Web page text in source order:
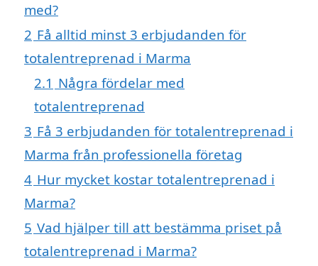
med?
2 Få alltid minst 3 erbjudanden för
totalentreprenad i Marma
2.1 Några fördelar med
totalentreprenad
3 Få 3 erbjudanden för totalentreprenad i
Marma från professionella företag
4 Hur mycket kostar totalentreprenad i
Marma?
5 Vad hjälper till att bestämma priset på
totalentreprenad i Marma?